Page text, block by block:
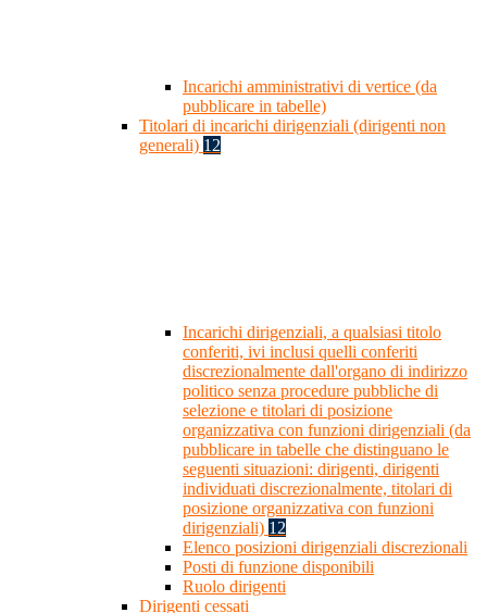
Incarichi amministrativi di vertice (da
pubblicare in tabelle)
Titolari di incarichi dirigenziali (dirigenti non
generali) 12
Incarichi dirigenziali, a qualsiasi titolo
conferiti, ivi inclusi quelli conferiti
discrezionalmente dall'organo di indirizzo
politico senza procedure pubbliche di
selezione e titolari di posizione
organizzativa con funzioni dirigenziali (da
pubblicare in tabelle che distinguano le
seguenti situazioni: dirigenti, dirigenti
individuati discrezionalmente, titolari di
posizione organizzativa con funzioni
dirigenziali) 12
Elenco posizioni dirigenziali discrezionali
Posti di funzione disponibili
Ruolo dirigenti
Dirigenti cessati